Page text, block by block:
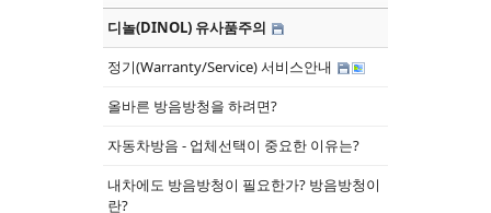
디놀(DINOL) 유사품주의
정기(Warranty/Service) 서비스안내
올바른 방음방청을 하려면?
자동차방음 - 업체선택이 중요한 이유는?
내차에도 방음방청이 필요한가? 방음방청이
란?